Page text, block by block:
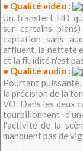
• Qualité vidéo :
Un transfert HD
sur certains
captation sans
affluent, la netteté
et la fluidité n'est
• Qualité audio :
Pourtant
la précision de la
VO. Dans les deux
tourbillonnent
l'activité de la
manquent pas de